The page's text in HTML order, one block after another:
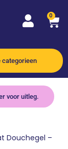
0
categorieen
voor uitleg.
Douchegel –